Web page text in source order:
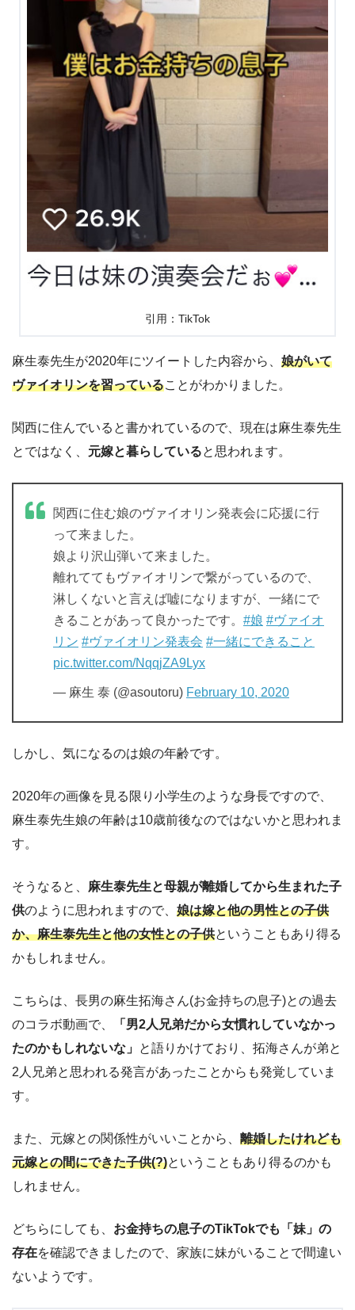
引用：TikTok
麻生泰先生が2020年にツイートした内容から、 娘がいて
ヴァイオリンを習っていることがわかりました。
関西に住んでいると書かれているので、現在は麻生泰先生
とではなく、 元嫁と暮らしていると思われます。
関西に住む娘のヴァイオリン発表会に応援に行
って来ました。
娘より沢山弾いて来ました。
離れててもヴァイオリンで繋がっているので、
淋しくないと言えば嘘になりますが、一緒にで
きることがあって良かったです。 #娘 #ヴァイオ
リン #ヴァイオリン発表会 #一緒にできること
pic.twitter.com/NqqjZA9Lyx
— 麻生 泰 (@asoutoru) February 10, 2020
しかし、気になるのは娘の年齢です。
2020年の画像を見る限り小学生のような身長ですので、
麻生泰先生娘の年齢は10歳前後なのではないかと思われま
す。
そうなると、 麻生泰先生と母親が離婚してから生まれた子
供のように思われますので、 娘は嫁と他の男性との子供
か、麻生泰先生と他の女性との子供ということもあり得る
かもしれません。
こちらは、長男の麻生拓海さん(お金持ちの息子)との過去
のコラボ動画で、
「男2人兄弟だから女慣れしていなかっ
たのかもしれないな」 と語りかけており、拓海さんが弟と
2人兄弟と思われる発言があったことからも発覚していま
す。
また、元嫁との関係性がいいことから、 離婚したけれども
元嫁との間にできた子供(?)ということもあり得るのかも
しれません。
どちらにしても、 お金持ちの息子のTikTokでも「妹」の
存在を確認できましたので、家族に妹がいることで間違い
ないようです。